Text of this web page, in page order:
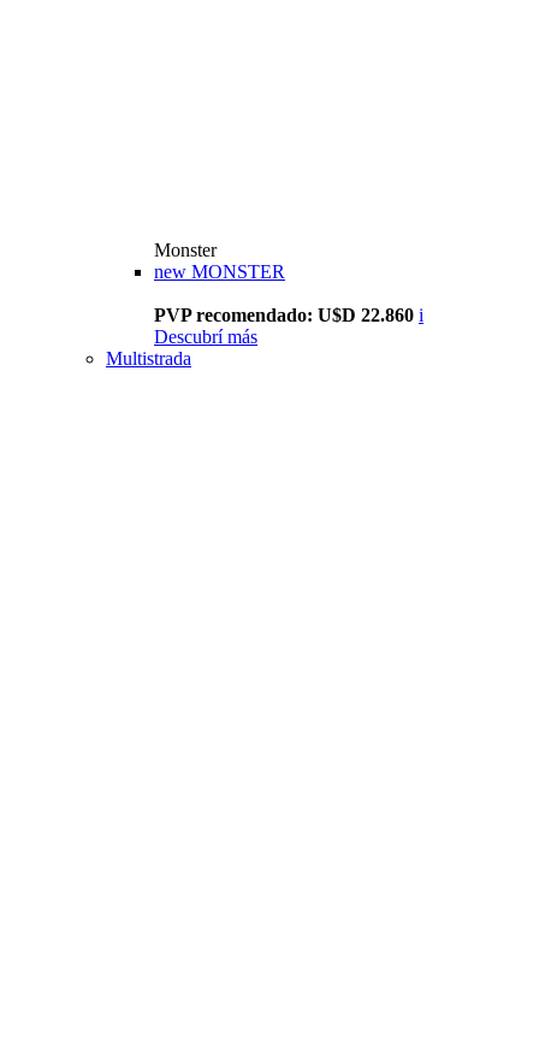
Monster
new MONSTER
PVP recomendado: U$D 22.860 i
Descubrí más
Multistrada